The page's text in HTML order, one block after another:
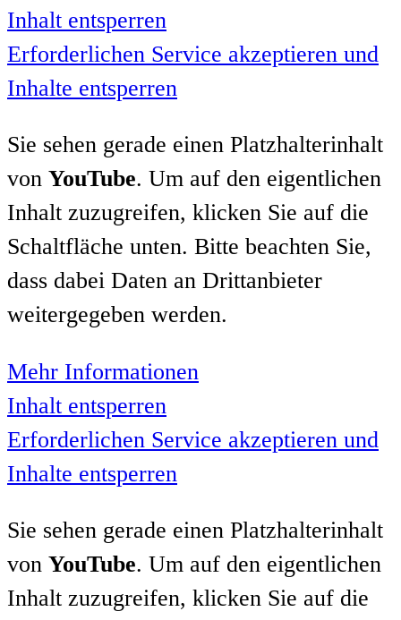
Inhalt entsperren
Erforderlichen Service akzeptieren und
Inhalte entsperren
Sie sehen gerade einen Platzhalterinhalt
von YouTube. Um auf den eigentlichen
Inhalt zuzugreifen, klicken Sie auf die
Schaltfläche unten. Bitte beachten Sie,
dass dabei Daten an Drittanbieter
weitergegeben werden.
Mehr Informationen
Inhalt entsperren
Erforderlichen Service akzeptieren und
Inhalte entsperren
Sie sehen gerade einen Platzhalterinhalt
von YouTube. Um auf den eigentlichen
Inhalt zuzugreifen, klicken Sie auf die